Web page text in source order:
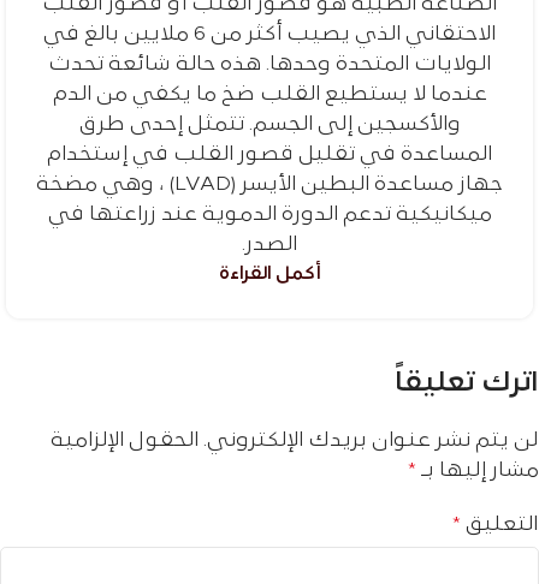
الصناعة الطبية هو قصور القلب أو قصور القلب
الاحتقاني الذي يصيب أكثر من 6 ملايين بالغ في
الولايات المتحدة وحدها. هذه حالة شائعة تحدث
عندما لا يستطيع القلب ضخ ما يكفي من الدم
والأكسجين إلى الجسم. تتمثل إحدى طرق
المساعدة في تقليل قصور القلب في إستخدام
جهاز مساعدة البطين الأيسر (LVAD) ، وهي مضخة
ميكانيكية تدعم الدورة الدموية عند زراعتها في
الصدر.
أكمل القراءة
اترك تعليقاً
لن يتم نشر عنوان بريدك الإلكتروني. الحقول الإلزامية
مشار إليها بـ *
التعليق *